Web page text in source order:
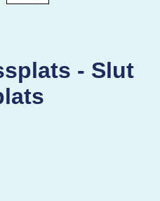
- Slut